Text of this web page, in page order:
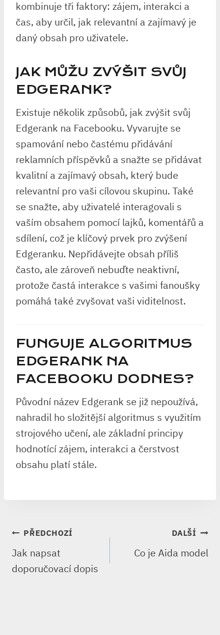
kombinuje tři faktory: zájem, interakci a
čas, aby určil, jak relevantní a zajímavý je
daný obsah pro uživatele.
JAK MŮŽU ZVÝŠIT SVŮJ
EDGERANK?
Existuje několik způsobů, jak zvýšit svůj
Edgerank na Facebooku. Vyvarujte se
spamování nebo častému přidávání
reklamních příspěvků a snažte se přidávat
kvalitní a zajímavý obsah, který bude
relevantní pro vaši cílovou skupinu. Také
se snažte, aby uživatelé interagovali s
vaším obsahem pomocí lajků, komentářů a
sdílení, což je klíčový prvek pro zvýšení
Edgeranku. Nepřidávejte obsah příliš
často, ale zároveň nebuďte neaktivní,
protože častá interakce s vašimi fanoušky
pomáhá také zvyšovat vaši viditelnost.
FUNGUJE ALGORITMUS
EDGERANK NA
FACEBOOKU DODNES?
Původní název Edgerank se již nepoužívá,
nahradil ho složitější algoritmus s využitím
strojového učení, ale základní principy
hodnotící zájem, interakci a čerstvost
obsahu platí stále.
NAVIGACE
PRO
PŘÍSPĚVEK
PŘEDCHOZÍ
Jak napsat
doporučovací dopis
DALŠÍ
Co je Aida model